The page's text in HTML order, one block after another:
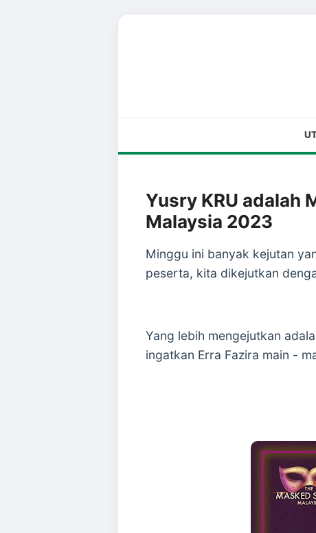
Yusry KRU adalah
Malaysia 2023
Minggu ini banyak kejutan
peserta, kita dikejutkan
Yang lebih mengejutkan
ingatkan Erra Fazira main -